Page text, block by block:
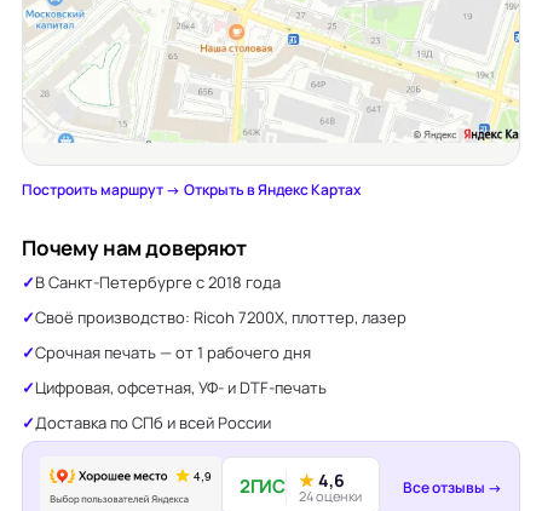
Построить маршрут →·Открыть в Яндекс Картах
Почему нам доверяют
В Санкт-Петербурге с 2018 года
Своё производство: Ricoh 7200X, плоттер, лазер
Срочная печать — от 1 рабочего дня
Цифровая, офсетная, УФ- и DTF-печать
Доставка по СПб и всей России
2ГИС ★4,6
24 оценки Все отзывы →